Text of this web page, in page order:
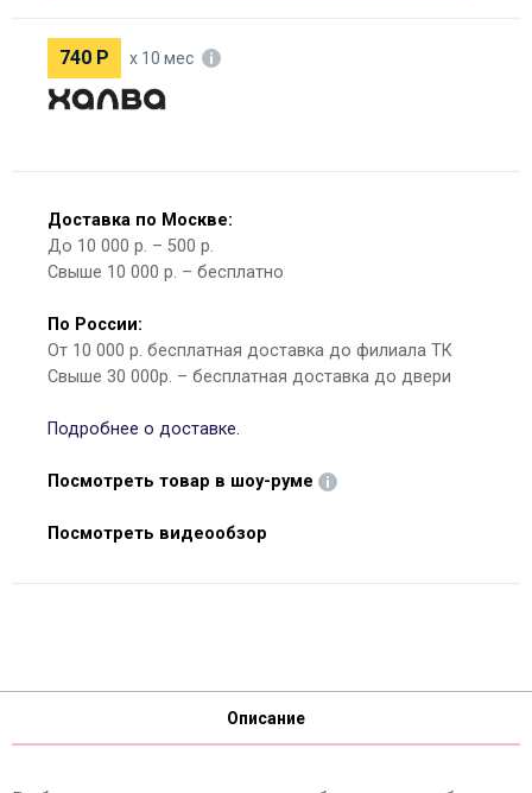
740 Р х 10 мес
Доставка по Москве:
До 10 000 р. – 500 р.
Свыше 10 000 р. – бесплатно
По России:
От 10 000 р. бесплатная доставка до филиала ТК
Свыше 30 000р. – бесплатная доставка до двери
Подробнее о доставке.
Посмотреть товар в шоу-руме
Посмотреть видеообзор
Описание